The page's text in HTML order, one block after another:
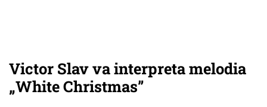
Victor Slav va interpreta melodia
„White Christmas”